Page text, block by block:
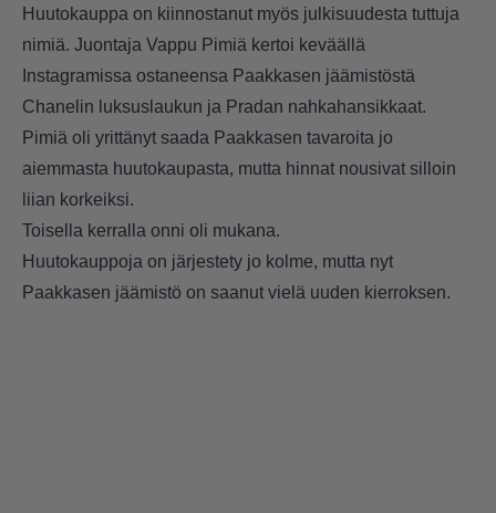
Huutokauppa on kiinnostanut myös julkisuudesta tuttuja
nimiä. Juontaja Vappu Pimiä kertoi keväällä
Instagramissa ostaneensa Paakkasen jäämistöstä
Chanelin luksuslaukun ja Pradan nahkahansikkaat.
Pimiä oli yrittänyt saada Paakkasen tavaroita jo
aiemmasta huutokaupasta, mutta hinnat nousivat silloin
liian korkeiksi.
Toisella kerralla onni oli mukana.
Huutokauppoja on järjestety jo kolme, mutta nyt
Paakkasen jäämistö on saanut vielä uuden kierroksen.